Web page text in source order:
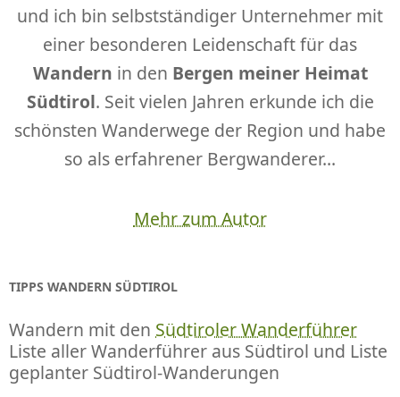
und ich bin selbstständiger Unternehmer mit
einer besonderen Leidenschaft für das
Wandern in den Bergen meiner Heimat
Südtirol. Seit vielen Jahren erkunde ich die
schönsten Wanderwege der Region und habe
so als erfahrener Bergwanderer...
Mehr zum Autor
TIPPS WANDERN SÜDTIROL
Wandern mit den Südtiroler Wanderführer
Liste aller Wanderführer aus Südtirol und Liste
geplanter Südtirol-Wanderungen